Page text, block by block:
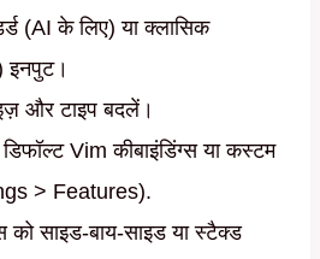
(AI के लिए) या क्लासिक
इनपुट।
और टाइप बदलें।
Vim कीबाइंडिंग्स या कस्टम
> Features).
को साइड-बाय-साइड या स्टैक्ड